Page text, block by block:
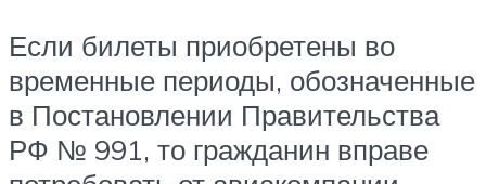
Если билеты приобретены во
временные периоды, обозначенные
в Постановлении Правительства
РФ № 991, то гражданин вправе